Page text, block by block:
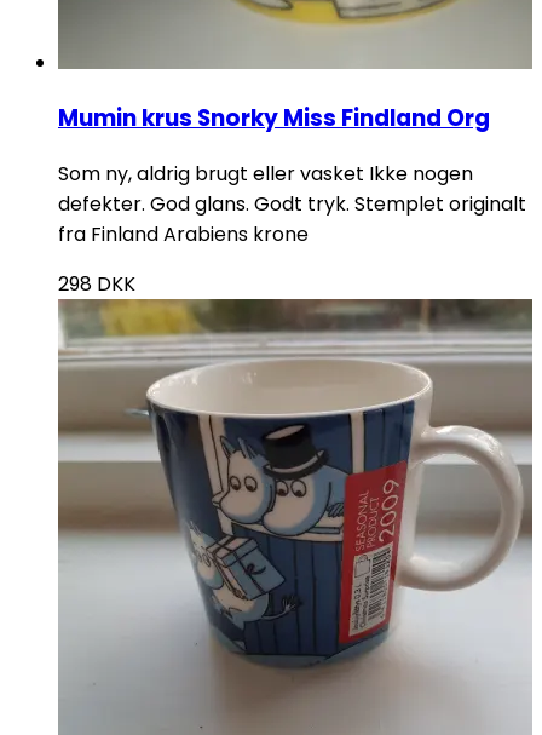
Mumin krus Snorky Miss Findland Org
Som ny, aldrig brugt eller vasket Ikke nogen
defekter. God glans. Godt tryk. Stemplet originalt
fra Finland Arabiens krone
298 DKK